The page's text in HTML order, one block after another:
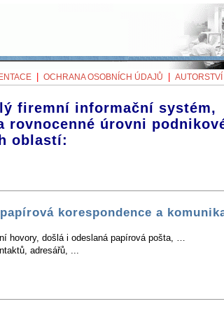
OCHRANA OSOBNÍCH ÚDAJŮ AUTORSTVÍ
firemní informační systém,
rovnocenné úrovni
oblastí:
korespondence a
hovory, došlá i odeslaná papírová pošta, …
adresářů, ...